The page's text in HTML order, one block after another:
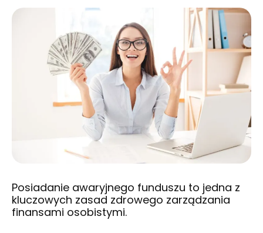
Posiadanie awaryjnego funduszu to jedna z
kluczowych zasad zdrowego zarządzania
finansami osobistymi.